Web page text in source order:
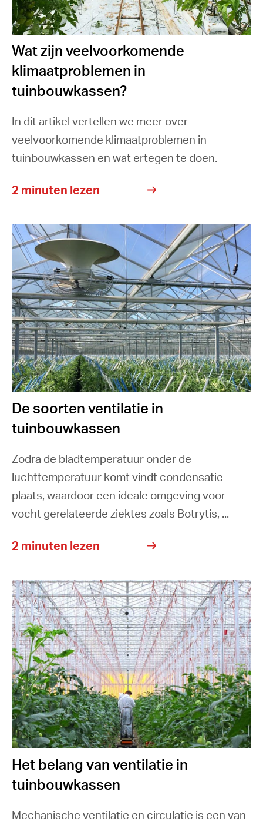
Wat zijn veelvoorkomende
klimaatproblemen in
tuinbouwkassen?
In dit artikel vertellen we meer over
veelvoorkomende klimaatproblemen in
tuinbouwkassen en wat ertegen te doen.
2 minuten lezen
De soorten ventilatie in
tuinbouwkassen
Zodra de bladtemperatuur onder de
luchttemperatuur komt vindt condensatie
plaats, waardoor een ideale omgeving voor
vocht gerelateerde ziektes zoals Botrytis, ...
2 minuten lezen
Het belang van ventilatie in
tuinbouwkassen
Mechanische ventilatie en circulatie is een van